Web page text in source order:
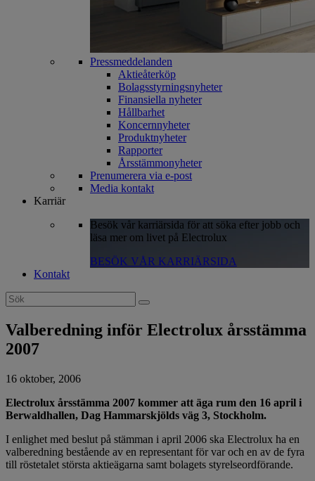
Pressmeddelanden
Aktieåterköp
Bolagsstyrningsnyheter
Finansiella nyheter
Hållbarhet
Koncernnyheter
Produktnyheter
Rapporter
Årsstämmonyheter
Prenumerera via e-post
Media kontakt
Karriär
Besök vår karriärsida för att söka efter jobb och
läsa mer om livet på Electrolux
BESÖK VÅR KARRIÄRSIDA
Kontakt
Search
for:
Valberedning inför Electrolux årsstämma
2007
16 oktober, 2006
Electrolux årsstämma 2007 kommer att äga rum den 16 april i
Berwaldhallen, Dag Hammarskjölds väg 3, Stockholm.
I enlighet med beslut på stämman i april 2006 ska Electrolux ha en
valberedning bestående av en representant för var och en av de fyra
till röstetalet största aktieägarna samt bolagets styrelseordförande.